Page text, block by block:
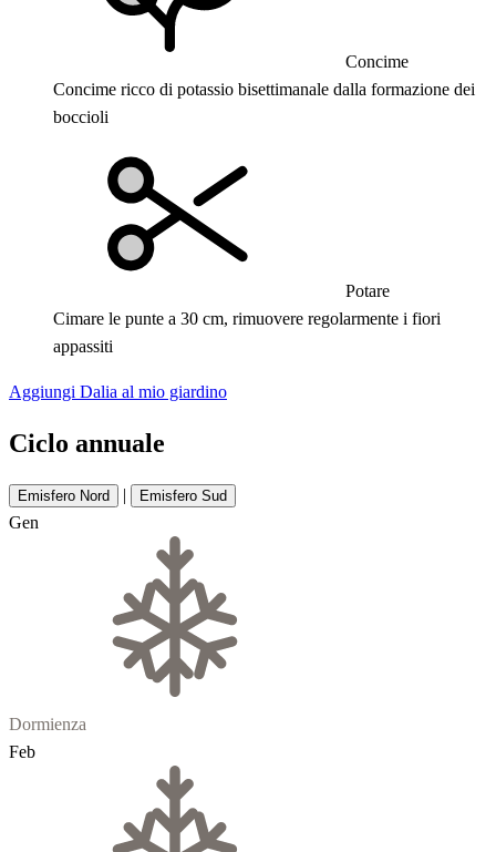
Concime
Concime ricco di potassio bisettimanale dalla formazione dei
boccioli
Potare
Cimare le punte a 30 cm, rimuovere regolarmente i fiori
appassiti
Aggiungi Dalia al mio giardino
Ciclo annuale
Emisfero Nord | Emisfero Sud
Gen
Dormienza
Feb